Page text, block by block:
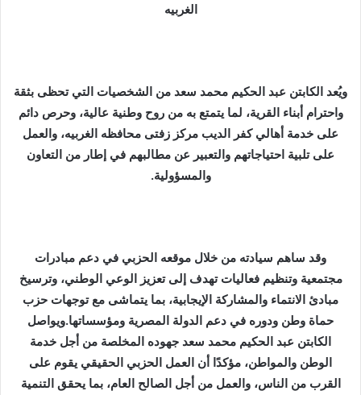
ر
و
الغربيه
ويُعد الكابتن عبد الحكيم محمد سعد من الشخصيات التي تحظى بثقة
واحترام أبناء القرية، لما يتمتع به من روح وطنية عالية، وحرص دائم
على خدمة أهالي كفر الديب مركز زفتى محافظه الغربيه، والعمل
على تلبية احتياجاتهم والتعبير عن مطالبهم في إطار من التعاون
والمسؤولية.
وقد ساهم سيادته من خلال موقعه الحزبي في دعم مبادرات
مجتمعية وتنظيم فعاليات تهدف إلى تعزيز الوعي الوطني، وترسيخ
مبادئ الانتماء والمشاركة الإيجابية، بما يتماشى مع توجهات حزب
حماة وطن ودوره في دعم الدولة المصرية ومؤسساتها.ويواصل
الكابتن عبد الحكيم محمد سعد جهوده المخلصة من أجل خدمة
الوطن والمواطن، مؤكدًا أن العمل الحزبي الحقيقي يقوم على
القرب من الناس، والعمل من أجل الصالح العام، بما يحقق التنمية